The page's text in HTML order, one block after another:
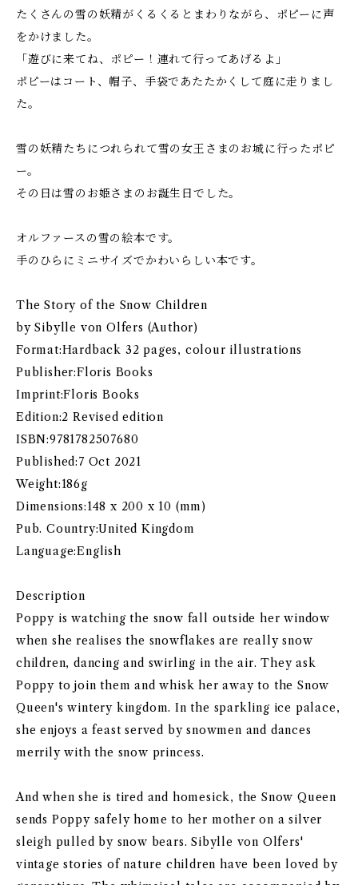
たくさんの雪の妖精がくるくるとまわりながら、ポピーに声
をかけました。
「遊びに来てね、ポピー！連れて行ってあげるよ」
ポピーはコート、帽子、手袋であたたかくして庭に走りまし
た。
雪の妖精たちにつれられて雪の女王さまのお城に行ったポピ
ー。
その日は雪のお姫さまのお誕生日でした。
オルファースの雪の絵本です。
手のひらにミニサイズでかわいらしい本です。
The Story of the Snow Children
by Sibylle von Olfers (Author)
Format:Hardback 32 pages, colour illustrations
Publisher:Floris Books
Imprint:Floris Books
Edition:2 Revised edition
ISBN:9781782507680
Published:7 Oct 2021
Weight:186g
Dimensions:148 x 200 x 10 (mm)
Pub. Country:United Kingdom
Language:English
Description
Poppy is watching the snow fall outside her window
when she realises the snowflakes are really snow
children, dancing and swirling in the air. They ask
Poppy to join them and whisk her away to the Snow
Queen's wintery kingdom. In the sparkling ice palace,
she enjoys a feast served by snowmen and dances
merrily with the snow princess.
And when she is tired and homesick, the Snow Queen
sends Poppy safely home to her mother on a silver
sleigh pulled by snow bears. Sibylle von Olfers'
vintage stories of nature children have been loved by